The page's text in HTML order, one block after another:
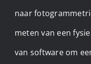
naar
meten van een
van software om